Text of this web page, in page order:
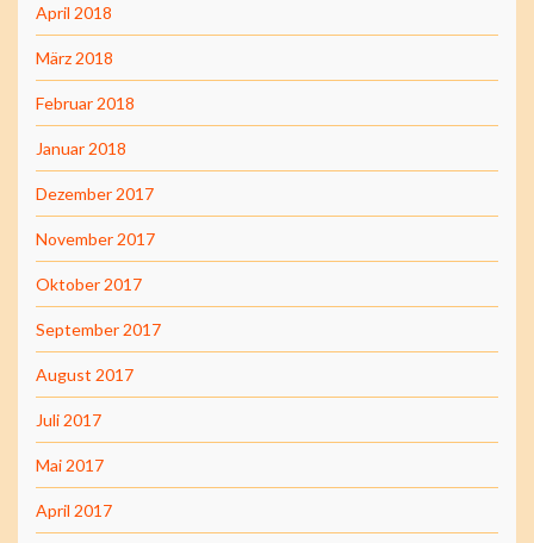
April 2018
März 2018
Februar 2018
Januar 2018
Dezember 2017
November 2017
Oktober 2017
September 2017
August 2017
Juli 2017
Mai 2017
April 2017